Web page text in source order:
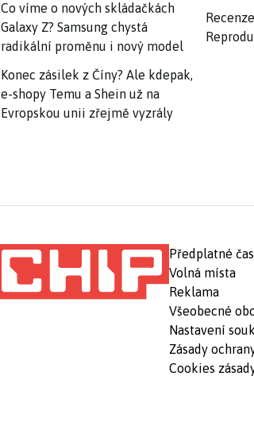
Co víme o nových skládačkách
Galaxy Z? Samsung chystá
radikální proměnu i nový model
Konec zásilek z Číny? Ale kdepak,
e-shopy Temu a Shein už na
Evropskou unii zřejmě vyzrály
Předplatné
Volná místa
Reklama
Všeobecné
Nastavení
Zásady
Cookies